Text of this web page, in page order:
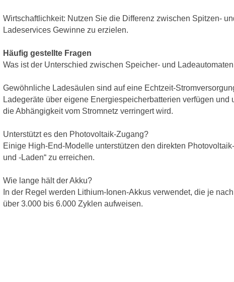
Wirtschaftlichkeit: Nutzen Sie die Differenz zwischen Spitzen-
Ladeservices Gewinne zu erzielen.
Häufig gestellte Fragen
Was ist der Unterschied zwischen Speicher- und
Gewöhnliche Ladesäulen sind auf eine Echtzeit-
Ladegeräte über eigene Energiespeicherbatterien verfügen
die Abhängigkeit vom Stromnetz verringert wird.
Unterstützt es den Photovoltaik-Zugang?
Einige High-End-Modelle unterstützen den direkten
und -Laden“ zu erreichen.
Wie lange hält der Akku?
In der Regel werden Lithium-Ionen-Akkus verwendet, die je
über 3.000 bis 6.000 Zyklen aufweisen.